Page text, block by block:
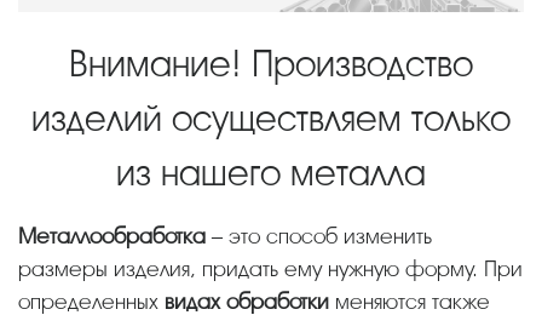
Внимание! Производство
изделий осуществляем только
из нашего металла
Металлообработка – это способ изменить
размеры изделия, придать ему нужную форму. При
определенных видах обработки меняются также